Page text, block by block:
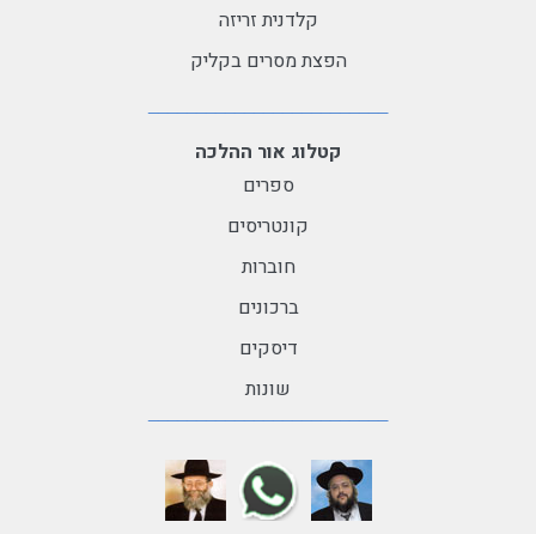
קלדנית זריזה
הפצת מסרים בקליק
קטלוג אור ההלכה
ספרים
קונטריסים
חוברות
ברכונים
דיסקים
שונות